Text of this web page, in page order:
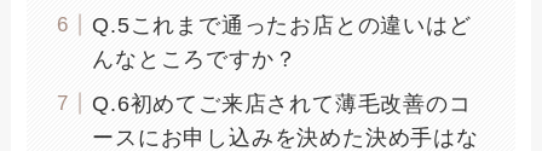
Q.5これまで通ったお店との違いはど
んなところですか？
Q.6初めてご来店されて薄毛改善のコ
ースにお申し込みを決めた決め手はな